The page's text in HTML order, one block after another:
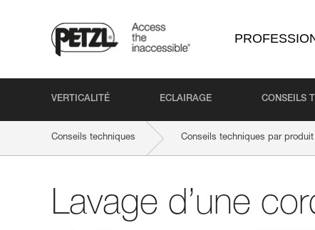
VERTICALITÉ ECLAIRAGE CONSEILS
Conseils techniques Conseils techniques par produit
Lavage d’une